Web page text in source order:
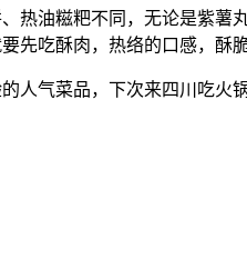
油糍粑不同，无论是紫
吃酥肉，热络的口感，酥
气菜品，下次来四川吃火